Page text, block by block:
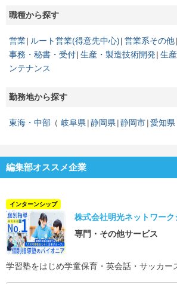
職種から探す
営業 ルート営業(得意先中心) 営業系その他
事務・秘書・受付 生産・製造技術開発 生
ンテナンス
勤務地から探す
東海・中部 岐阜県 静岡県 静岡市 愛知県
編集部オススメ企業
インターンシップ
株式会社明光ネットワーク
専門・その他サービス
学習塾をはじめ学童保育・英会話・サッカー